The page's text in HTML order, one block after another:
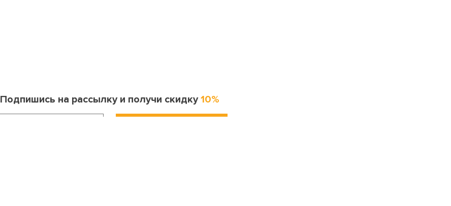
Подпишись на рассылку и получи скидку10%